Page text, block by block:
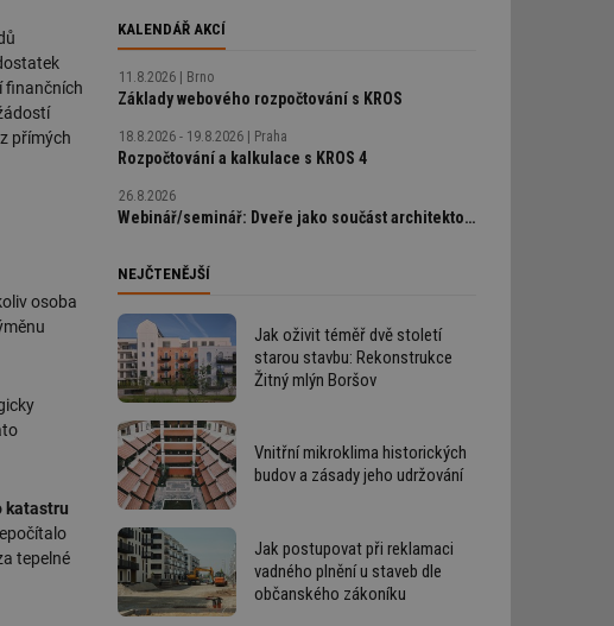
finančních
přímých
osoba
katastru
tepelné
KALENDÁŘ AKCÍ
11.8.2026 Brno
Základy webového rozpočtování s KROS
18.8.2026 - 19.8.2026 Praha
Rozpočtování a kalkulace s KROS 4
26.8.2026
Webinář/seminář: Dveře jako součást architektonického detailu, technické řešení bez chyb
NEJČTENĚJŠÍ
Jak oživit téměř dvě století
starou stavbu: Rekonstrukce
Žitný mlýn Boršov
Vnitřní mikroklima historických
budov a zásady jeho udržování
Jak postupovat při reklamaci
vadného plnění u staveb dle
občanského zákoníku